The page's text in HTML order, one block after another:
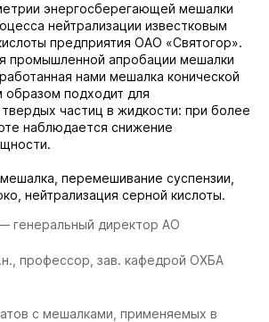
энергосберегающей мешалки
нейтрализации известковым
предприятия ОАО «Святогор».
промышленной апробации мешалки
нами мешалка конической
подходит для
частиц в жидкости: при более
наблюдается снижение
мешалка, перемешивание суспензии,
нейтрализация серной кислоты.
генеральный директор АО
профессор, зав. кафедрой ОХБА
с мешалками, применяемыx в